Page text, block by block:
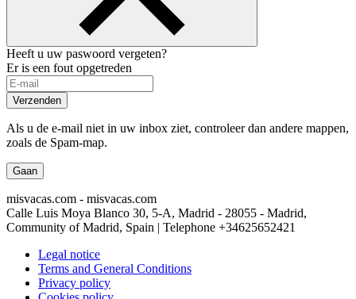
Heeft u uw paswoord vergeten?
Er is een fout opgetreden
Verzenden
Als u de e-mail niet in uw inbox ziet, controleer dan andere mappen,
zoals de Spam-map.
Gaan
misvacas.com - misvacas.com
Calle Luis Moya Blanco 30, 5-A, Madrid - 28055 - Madrid,
Community of Madrid, Spain | Telephone +34625652421
Legal notice
Terms and General Conditions
Privacy policy